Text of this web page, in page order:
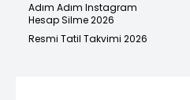
Adım Adım Instagram
Hesap Silme 2026
Resmi Tatil Takvimi 2026